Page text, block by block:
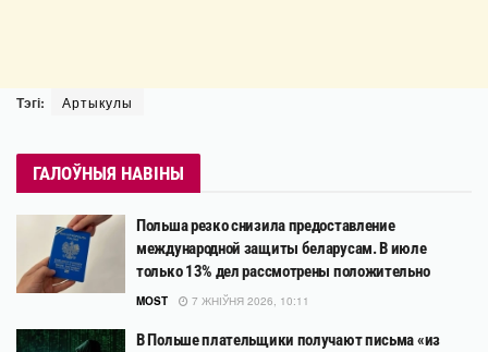
Тэгі: Артыкулы
ГАЛОЎНЫЯ НАВІНЫ
Польша резко снизила предоставление
международной защиты беларусам. В июле
только 13% дел рассмотрены положительно
MOST 7 ЖНІЎНЯ 2026, 10:11
В Польше плательщики получают письма «из